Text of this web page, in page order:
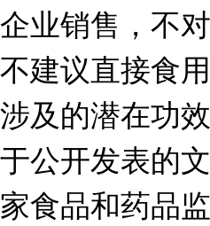
企业销售，不
不建议直接食
涉及的潜在功
于公开发表的
家食品和药品